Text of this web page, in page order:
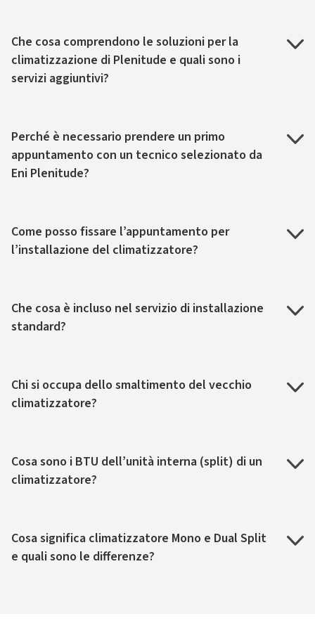
Che cosa comprendono le soluzioni per la
climatizzazione di Plenitude e quali sono i
servizi aggiuntivi?
Perché è necessario prendere un primo
appuntamento con un tecnico selezionato da
Eni Plenitude?
Come posso fissare l’appuntamento per
l’installazione del climatizzatore?
Che cosa è incluso nel servizio di installazione
standard?
Chi si occupa dello smaltimento del vecchio
climatizzatore?
Cosa sono i BTU dell’unità interna (split) di un
climatizzatore?
Cosa significa climatizzatore Mono e Dual Split
e quali sono le differenze?